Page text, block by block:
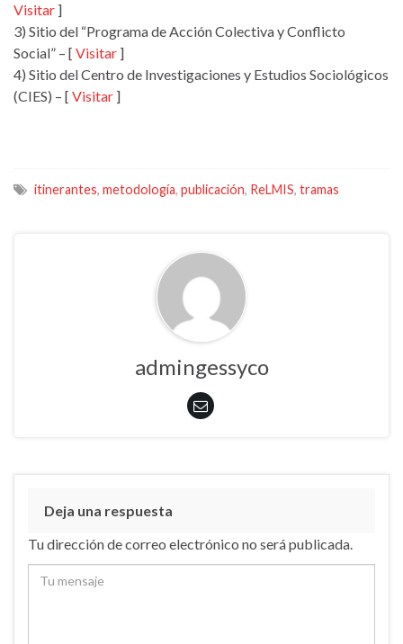
Visitar ]
3) Sitio del “Programa de Acción Colectiva y Conflicto
Social” – [ Visitar ]
4) Sitio del Centro de Investigaciones y Estudios Sociológicos
(CIES) – [ Visitar ]
itinerantes, metodología, publicación, ReLMIS, tramas
admingessyco
Deja una respuesta
Tu dirección de correo electrónico no será publicada.